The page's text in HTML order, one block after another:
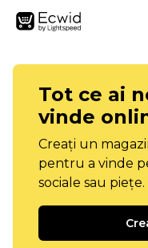
Tot ce ai
vinde
Creați un
pentru a vinde
sociale sau piețe.